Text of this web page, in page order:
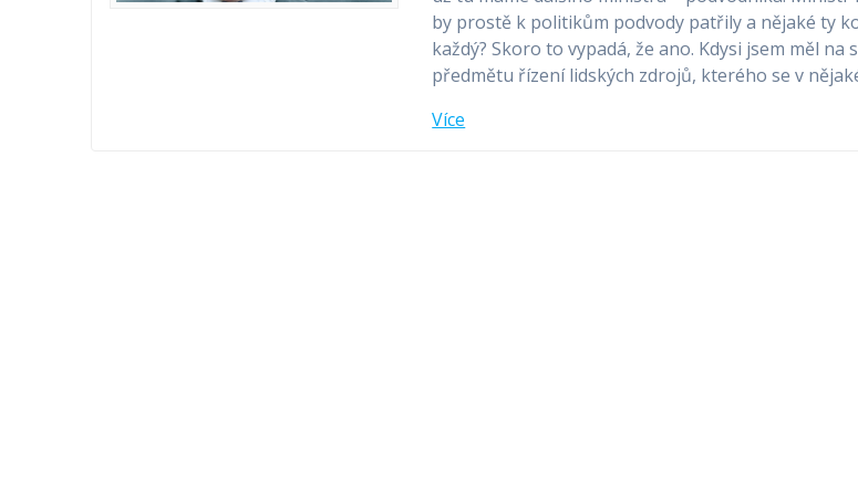
by prostě k politikům podvody patřily a nějaké ty
každý? Skoro to vypadá, že ano. Kdysi jsem měl
předmětu řízení lidských zdrojů, kterého se v
Více